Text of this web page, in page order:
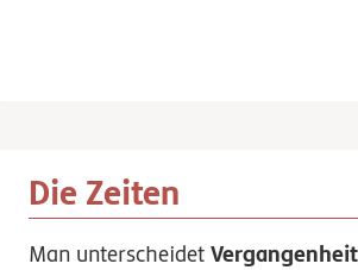
Die Zeiten
Man unterscheidet